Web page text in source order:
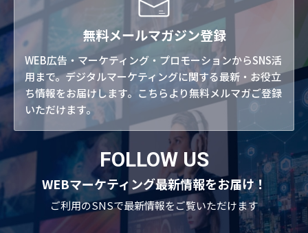
無料メールマガジン登録
WEB広告・マーケティング・プロモーションからSNS活
用まで。デジタルマーケティングに関する最新・お役立
ち情報をお届けします。こちらより無料メルマガご登録
いただけます。
FOLLOW US
WEBマーケティング最新情報をお届け！
ご利用のSNSで最新情報をご覧いただけます